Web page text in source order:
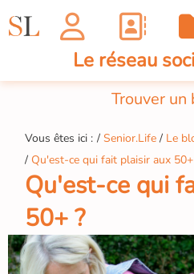
Le réseau
Trouver un
Vous êtes ici : Senior.Life
Le
Qu'est-ce qui fait plaisir aux
Qu'est-ce qui
50+ ?